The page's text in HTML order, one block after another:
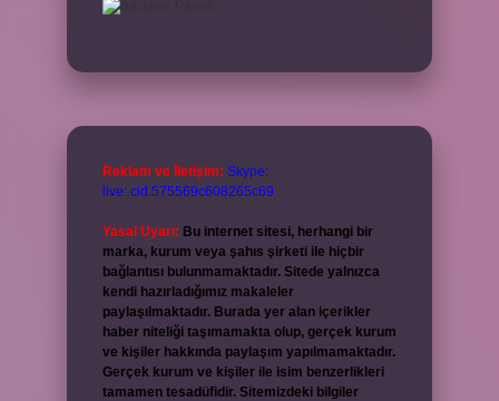
Reklam ve İletişim: Skype:
live:.cid.575569c608265c69
Yasal Uyarı: Bu internet sitesi, herhangi bir
marka, kurum veya şahıs şirketi ile hiçbir
bağlantısı bulunmamaktadır. Sitede yalnızca
kendi hazırladığımız makaleler
paylaşılmaktadır. Burada yer alan içerikler
haber niteliği taşımamakta olup, gerçek kurum
ve kişiler hakkında paylaşım yapılmamaktadır.
Gerçek kurum ve kişiler ile isim benzerlikleri
tamamen tesadüfidir. Sitemizdeki bilgiler